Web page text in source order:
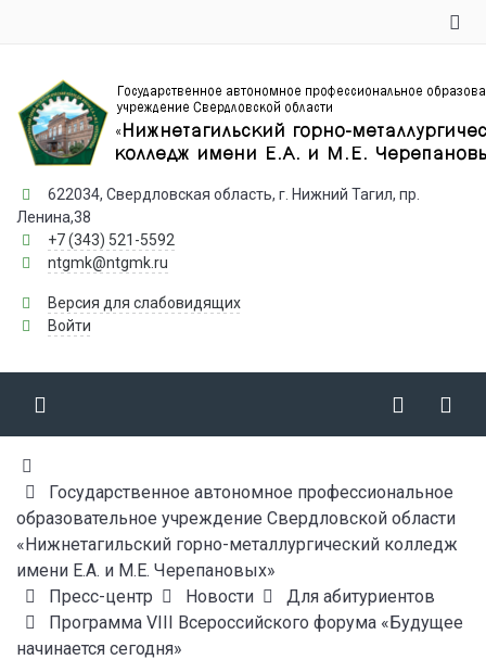
622034, Свердловская область, г. Нижний Тагил, пр.
Ленина,38
+7 (343) 521-5592
ntgmk@ntgmk.ru
Версия для слабовидящих
Войти
Государственное автономное профессиональное
образовательное учреждение Свердловской области
«Нижнетагильский горно-металлургический колледж
имени Е.А. и М.Е. Черепановых»
Пресс-центр
Новости
Для абитуриентов
Программа VIII Всероссийского форума «Будущее
начинается сегодня»